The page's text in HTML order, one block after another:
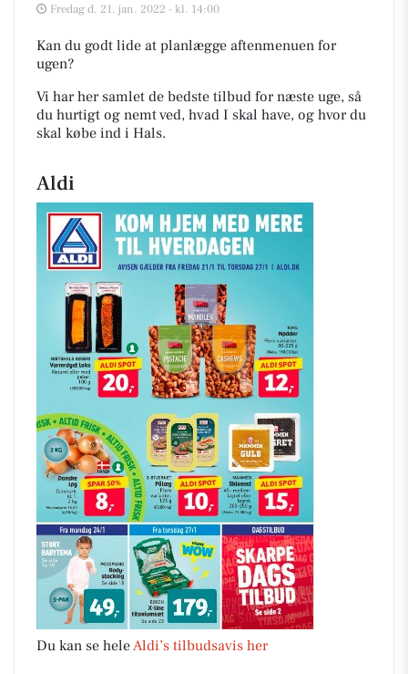
Fredag d. 21. jan. 2022 - kl. 14:00
Kan du godt lide at planlægge aftenmenuen for
ugen?
Vi har her samlet de bedste tilbud for næste uge, så
du hurtigt og nemt ved, hvad I skal have, og hvor du
skal købe ind i Hals.
Aldi
Du kan se heleAldi’s tilbudsavis her